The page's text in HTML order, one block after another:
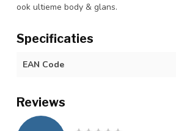
ook ultieme body & glans.
Specificaties
EAN Code
Reviews